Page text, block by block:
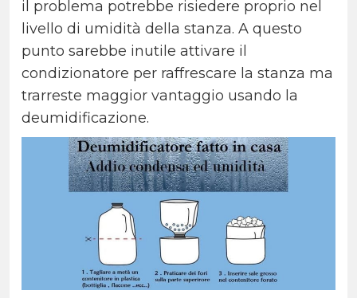
il problema potrebbe risiedere proprio nel
livello di umidità della stanza. A questo
punto sarebbe inutile attivare il
condizionatore per raffrescare la stanza ma
trarreste maggior vantaggio usando la
deumidificazione.